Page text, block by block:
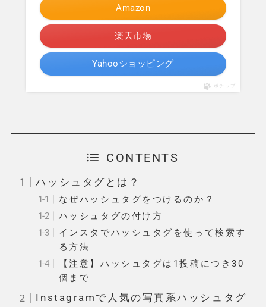
Amazon
楽天市場
Yahooショッピング
ポチップ
CONTENTS
ハッシュタグとは？
なぜハッシュタグをつけるのか？
ハッシュタグの付け方
インスタでハッシュタグを使って検索す
る方法
【注意】ハッシュタグは1投稿につき30
個まで
Instagramで人気の写真系ハッシュタグ